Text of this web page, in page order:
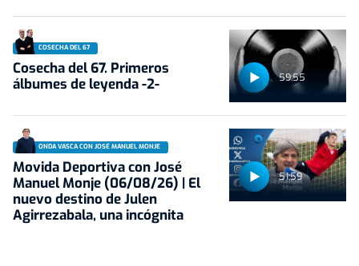
59:55
COSECHA DEL 67
Cosecha del 67. Primeros
álbumes de leyenda -2-
51:59
ONDA VASCA CON JOSÉ MANUEL MONJE
Movida Deportiva con José
Manuel Monje (06/08/26) | El
nuevo destino de Julen
Agirrezabala, una incógnita